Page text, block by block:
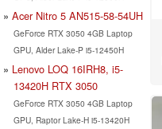
Acer Nitro 5 AN515-58-54UH
GeForce RTX 3050 4GB Laptop
GPU, Alder Lake-P i5-12450H
Lenovo LOQ 16IRH8, i5-
13420H RTX 3050
GeForce RTX 3050 4GB Laptop
GPU, Raptor Lake-H i5-13420H